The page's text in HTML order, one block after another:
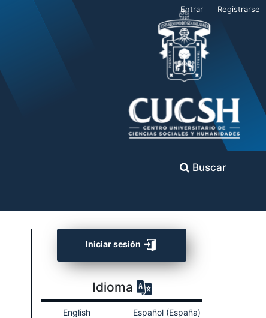
Buscar
Entrar Registrarse
Iniciar sesión
Idioma
English Español (España)